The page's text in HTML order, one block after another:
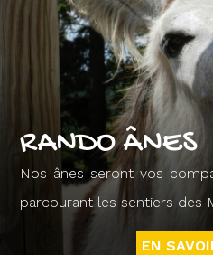
RANDO ÂNES
Nos ânes seront vos
parcourant les sentiers des
EN